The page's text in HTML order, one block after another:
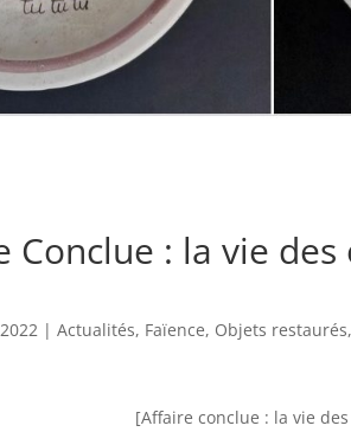
Conclue : la vie
| Actualités, Faïence, Objets restaurés,
[Affaire conclue : la vie